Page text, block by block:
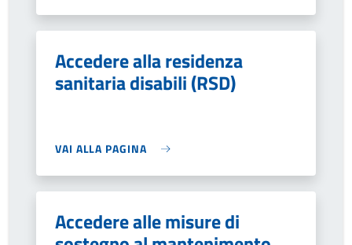
Accedere alla residenza
sanitaria disabili (RSD)
VAI ALLA PAGINA
Accedere alle misure di